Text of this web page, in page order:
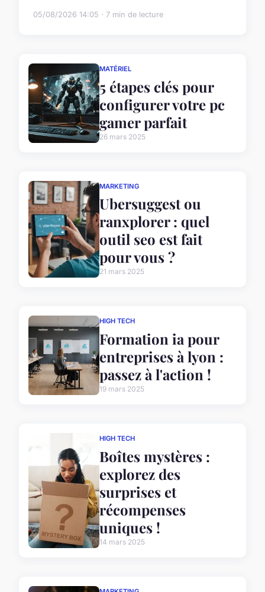
05/08/2026 14:05 · 7 min de lecture
MATÉRIEL
5 étapes clés pour
configurer votre pc
gamer parfait
26 mars 2025
MARKETING
Ubersuggest ou
ranxplorer : quel
outil seo est fait
pour vous ?
21 mars 2025
HIGH TECH
Formation ia pour
entreprises à lyon :
passez à l'action !
19 mars 2025
HIGH TECH
Boîtes mystères :
explorez des
surprises et
récompenses
uniques !
14 mars 2025